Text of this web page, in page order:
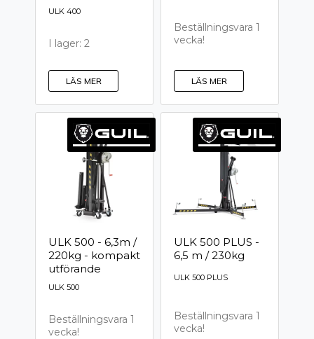
ULK 400
I lager: 2
LÄS MER
Beställningsvara 1
vecka!
LÄS MER
ULK 500 - 6,3m /
220kg - kompakt
utförande
ULK 500
Beställningsvara 1
vecka!
ULK 500 PLUS -
6,5 m / 230kg
ULK 500 PLUS
Beställningsvara 1
vecka!